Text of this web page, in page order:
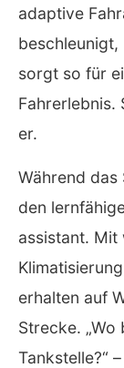
adaptive
beschleunigt,
sorgt so für
Fahrerlebnis.
er.
Während das
den
assistant. Mit
erhalten auf
Strecke.
Tankstelle?“